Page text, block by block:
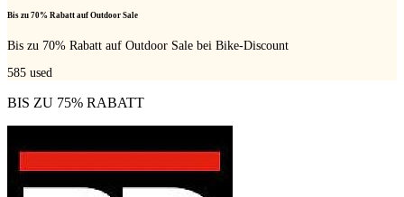
Bis zu 70% Rabatt auf Outdoor Sale
Bis zu 70% Rabatt auf Outdoor Sale bei Bike-Discount
585 used
BIS ZU 75% RABATT